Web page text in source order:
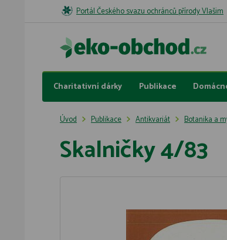
Portál Českého svazu ochránců přírody Vlašim
Charitativní dárky Publikace
Úvod Publikace Antikvariát Botanika a
Skalničky 4/83